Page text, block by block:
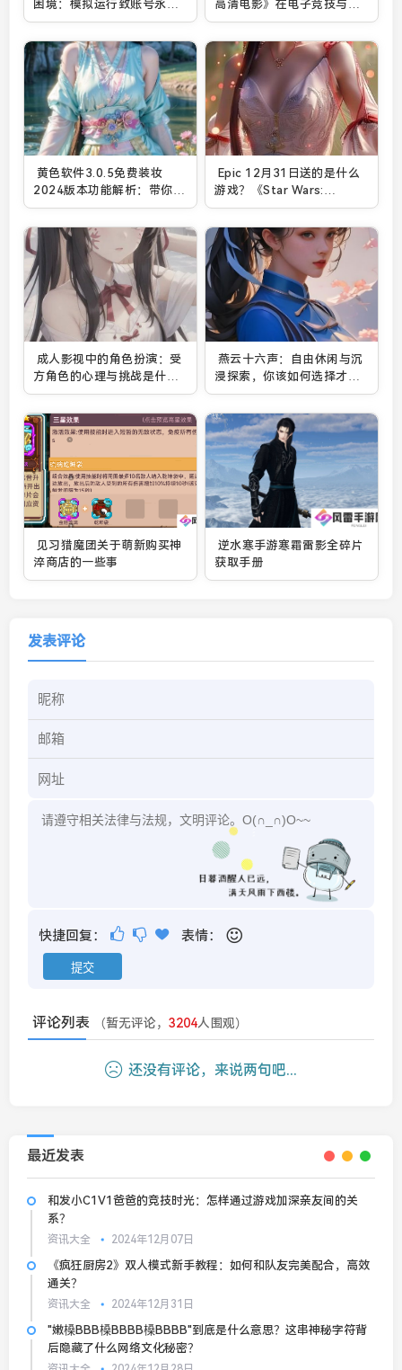
困境：模拟运行致账号永
封？
高清电影》在电子竞技与青
春题材融合中的成功？
黄色软件3.0.5免费装妆
2024版本功能解析：带你体
验智能化妆新体验
Epic 12月31日送的是什么
游戏？《Star Wars:
Squadrons》免费领取指南
成人影视中的角色扮演：受
方角色的心理与挑战是什
么？
燕云十六声：自由休闲与沉
浸探索，你该如何选择才能
最大化游戏乐趣？
见习猎魔团关于萌新购买神
淬商店的一些事
逆水寒手游寒霜雷影全碎片
获取手册
发表评论
快捷回复： 表情：
评论列表 （暂无评论， 3204人围观）
还没有评论，来说两句吧...
最近发表
和发小C1V1爸爸的竞技时光：怎样通过游戏加深亲友间的关
系？
资讯大全 2024年12月07日
《疯狂厨房2》双人模式新手教程：如何和队友完美配合，高效
通关？
资讯大全 2024年12月31日
"嫩槡BBB槡BBBB槡BBBB"到底是什么意思？这串神秘字符背
后隐藏了什么网络文化秘密？